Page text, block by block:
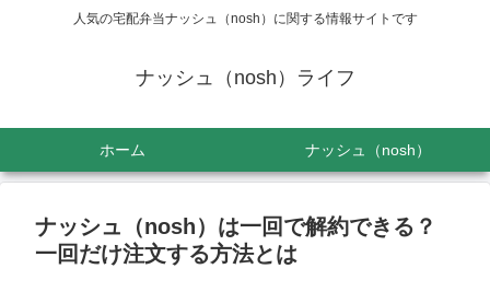
人気の宅配弁当ナッシュ（nosh）に関する情報サイトです
ナッシュ（nosh）ライフ
ホーム ナッシュ（nosh）
ナッシュ（nosh）は一回で解約できる？
一回だけ注文する方法とは